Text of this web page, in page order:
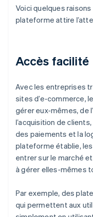
Voici quelques
plateforme attire
Accès facilité
Avec les entreprises
sites d’e-commerce,
gérer eux-mêmes, de
l’acquisition de
des paiements et la
plateforme établie,
entrer sur le marché
à gérer elles-mêmes
Par exemple, des
qui permettent aux